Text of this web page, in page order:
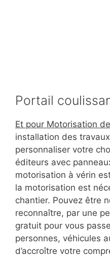
Portail
Et pour Motorisation
installation des
personnaliser votre
éditeurs avec
motorisation à vérin
la motorisation est
chantier. Pouvez être
reconnaître, par une
gratuit pour vous
personnes, véhicules
d’accroître votre